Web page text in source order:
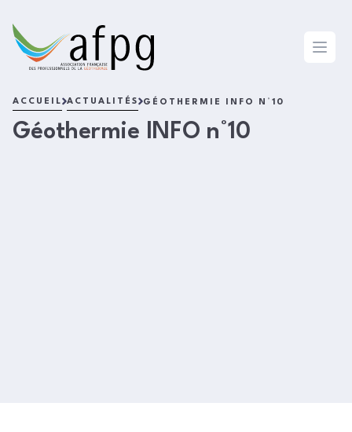
L'AFPG
Open
ACCUEIL ACTUALITÉS GÉOTHERMIE INFO N°10
Géothermie INFO n°10